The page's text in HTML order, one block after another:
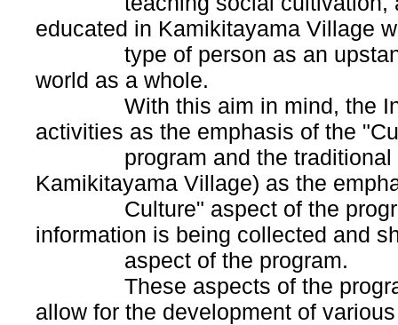
educated in Kamikitayama Village
type of person as an
world as a whole.
With this aim in mind, the
activities as the emphasis of the
program and the traditional
Kamikitayama Village) as the
Culture" aspect of the
information is being collected and
aspect of the program.
These aspects of the program
allow for the development of